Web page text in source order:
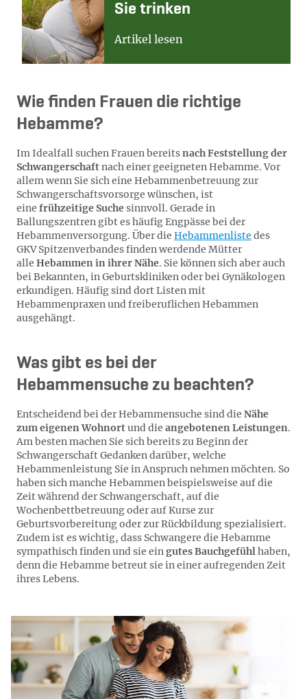
Sie trin­ken
Artikel lesen
Wie finden Frauen die richtige
Hebamme?
Im Idealfall suchen Frauen bereitsnach Feststellung der
Schwangerschaftnach einer geeigneten Hebamme. Vor
allem wenn Sie sich eine Hebammenbetreuung zur
Schwangerschaftsvorsorge wünschen, ist
eine frühzeitige Suchesinnvoll. Gerade in
Ballungszentren gibt es häufig Engpässe bei der
Hebammenversorgung. Über die Hebammenliste des
GKV Spitzenverbandes finden werdende Mütter
alle Hebammen in ihrer Nähe. Sie können sich aber auch
bei Bekannten, in Geburtskliniken oder bei Gynäkologen
erkundigen. Häufig sind dort Listen mit
Hebammenpraxen und freiberuflichen Hebammen
ausgehängt.
Was gibt es bei der
Hebammensuche zu beachten?
Entscheidend bei der Hebammensuche sind die Nähe
zum eigenen Wohnortund die angebotenen Leistungen.
Am besten machen Sie sich bereits zu Beginn der
Schwangerschaft Gedanken darüber, welche
Hebammenleistung Sie in Anspruch nehmen möchten. So
haben sich manche Hebammen beispielsweise auf die
Zeit während der Schwangerschaft, auf die
Wochenbettbetreuung oder auf Kurse zur
Geburtsvorbereitung oder zur Rückbildung spezialisiert.
Zudem ist es wichtig, dass Schwangere die Hebamme
sympathisch finden und sie eingutes Bauchgefühlhaben,
denn die Hebamme betreut sie in einer aufregenden Zeit
ihres Lebens.